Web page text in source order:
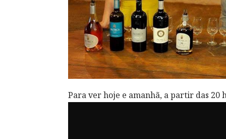
Para ver hoje e amanhã, a partir das 20